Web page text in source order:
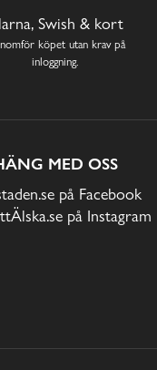
Swish & kort
köpet utan krav på
inloggning.
MED OSS
på Facebook
på Instagram